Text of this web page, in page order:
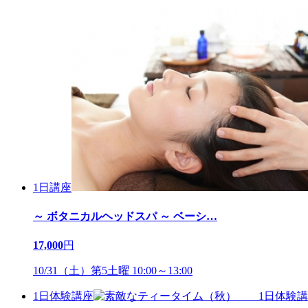
1日講座
～ ボタニカルヘッドスパ ～ ベーシ…
17,000円
10/31（土）第5土曜 10:00～13:00
1日体験講座